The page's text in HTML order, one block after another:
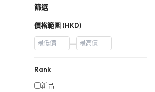
篩選
價格範圍 (HKD) −
—
Rank −
新品